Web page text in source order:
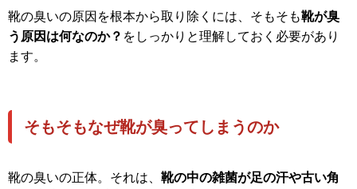
靴の臭いの原因を根本から取り除くには、そもそも靴が臭
う原因は何なのか？ をしっかりと理解しておく必要があり
ます。
そもそもなぜ靴が臭ってしまうのか
靴の臭いの正体。それは、 靴の中の雑菌が足の汗や古い角